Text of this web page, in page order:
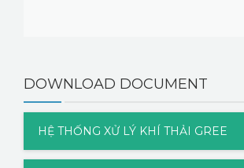
DOWNLOAD DOCUMENT
HỆ THỐNG XỬ LÝ KHÍ THẢI GREE